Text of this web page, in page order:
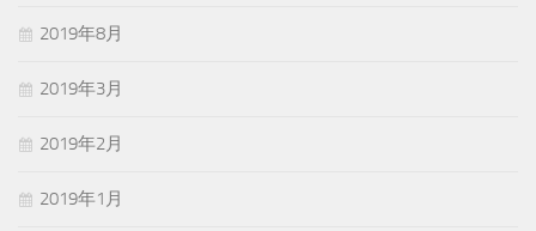
2019年8月
2019年3月
2019年2月
2019年1月